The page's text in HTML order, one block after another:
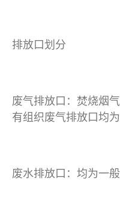
排放口划分
废气排放口：焚烧烟
有组织废气排放口均为
废水排放口：均为一般